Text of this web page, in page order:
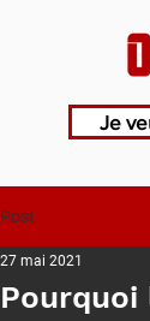
Je
Post
27 mai 2021